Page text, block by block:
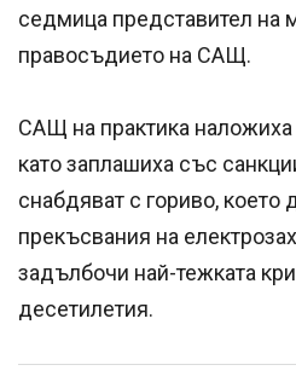
седмица представител на
правосъдието на САЩ.
САЩ на практика
като заплашиха със
снабдяват с гориво, което
прекъсвания на
задълбочи най-тежката
десетилетия.